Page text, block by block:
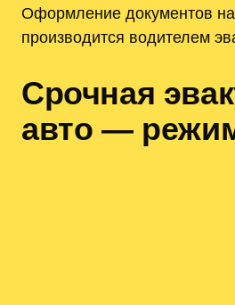
Оформление документов
производится водителем
Срочная
авто —